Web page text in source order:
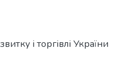
і торгівлі України